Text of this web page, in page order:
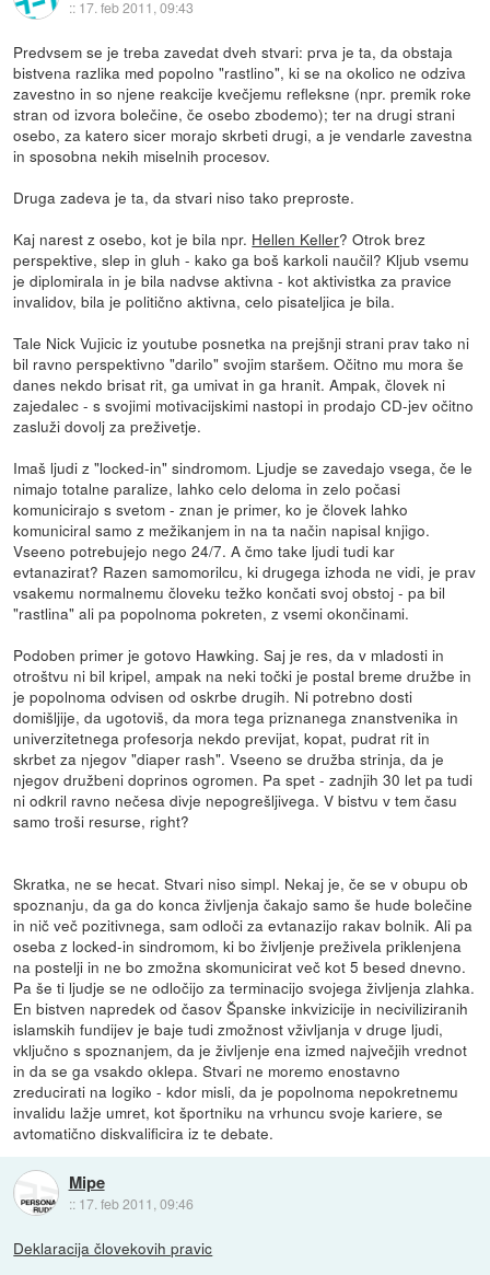
:: 17. feb 2011, 09:43
Predvsem se je treba zavedat dveh stvari: prva je ta, da obstaja
bistvena razlika med popolno "rastlino", ki se na okolico ne odziva
zavestno in so njene reakcije kvečjemu refleksne (npr. premik roke
stran od izvora bolečine, če osebo zbodemo); ter na drugi strani
osebo, za katero sicer morajo skrbeti drugi, a je vendarle zavestna
in sposobna nekih miselnih procesov.
Druga zadeva je ta, da stvari niso tako preproste.
Kaj narest z osebo, kot je bila npr. Hellen Keller? Otrok brez
perspektive, slep in gluh - kako ga boš karkoli naučil? Kljub vsemu
je diplomirala in je bila nadvse aktivna - kot aktivistka za pravice
invalidov, bila je politično aktivna, celo pisateljica je bila.
Tale Nick Vujicic iz youtube posnetka na prejšnji strani prav tako ni
bil ravno perspektivno "darilo" svojim staršem. Očitno mu mora še
danes nekdo brisat rit, ga umivat in ga hranit. Ampak, človek ni
zajedalec - s svojimi motivacijskimi nastopi in prodajo CD-jev očitno
zasluži dovolj za preživetje.
Imaš ljudi z "locked-in" sindromom. Ljudje se zavedajo vsega, če le
nimajo totalne paralize, lahko celo deloma in zelo počasi
komunicirajo s svetom - znan je primer, ko je človek lahko
komuniciral samo z mežikanjem in na ta način napisal knjigo.
Vseeno potrebujejo nego 24/7. A čmo take ljudi tudi kar
evtanazirat? Razen samomorilcu, ki drugega izhoda ne vidi, je prav
vsakemu normalnemu človeku težko končati svoj obstoj - pa bil
"rastlina" ali pa popolnoma pokreten, z vsemi okončinami.
Podoben primer je gotovo Hawking. Saj je res, da v mladosti in
otroštvu ni bil kripel, ampak na neki točki je postal breme družbe in
je popolnoma odvisen od oskrbe drugih. Ni potrebno dosti
domišljije, da ugotoviš, da mora tega priznanega znanstvenika in
univerzitetnega profesorja nekdo previjat, kopat, pudrat rit in
skrbet za njegov "diaper rash". Vseeno se družba strinja, da je
njegov družbeni doprinos ogromen. Pa spet - zadnjih 30 let pa tudi
ni odkril ravno nečesa divje nepogrešljivega. V bistvu v tem času
samo troši resurse, right?
Skratka, ne se hecat. Stvari niso simpl. Nekaj je, če se v obupu ob
spoznanju, da ga do konca življenja čakajo samo še hude bolečine
in nič več pozitivnega, sam odloči za evtanazijo rakav bolnik. Ali pa
oseba z locked-in sindromom, ki bo življenje preživela priklenjena
na postelji in ne bo zmožna skomunicirat več kot 5 besed dnevno.
Pa še ti ljudje se ne odločijo za terminacijo svojega življenja zlahka.
En bistven napredek od časov Španske inkvizicije in neciviliziranih
islamskih fundijev je baje tudi zmožnost vživljanja v druge ljudi,
vključno s spoznanjem, da je življenje ena izmed največjih vrednot
in da se ga vsakdo oklepa. Stvari ne moremo enostavno
zreducirati na logiko - kdor misli, da je popolnoma nepokretnemu
invalidu lažje umret, kot športniku na vrhuncu svoje kariere, se
avtomatično diskvalificira iz te debate.
Mipe
:: 17. feb 2011, 09:46
Deklaracija človekovih pravic